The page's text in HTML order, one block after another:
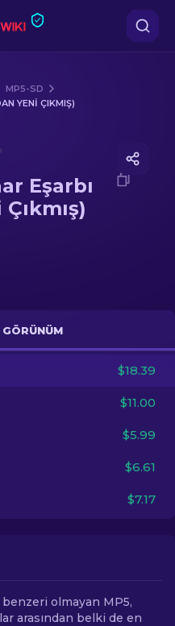
TR
MP5-SD
YENI ÇIKMIŞ)
Eşarbı
$18.39
$11.00
$5.99
$6.61
$7.17
olmayan MP5,
arasından belki de en